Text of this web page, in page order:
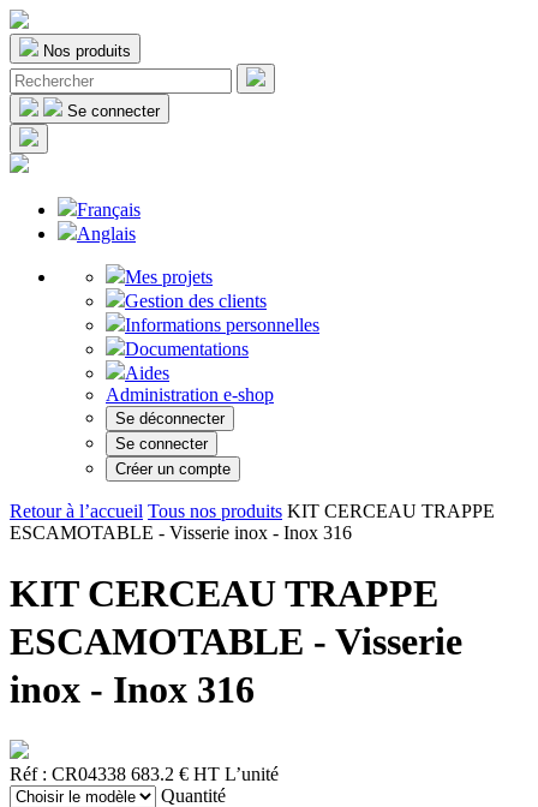
Nos produits
Se connecter
Français
Anglais
Mes projets
Gestion des clients
Informations personnelles
Documentations
Aides
Administration e-shop
Se déconnecter
Se connecter
Créer un compte
Retour à l’accueil Tous nos produits KIT CERCEAU TRAPPE
ESCAMOTABLE - Visserie inox - Inox 316
KIT CERCEAU TRAPPE
ESCAMOTABLE - Visserie
inox - Inox 316
Réf : CR04338 683.2 € HT L’unité
Quantité